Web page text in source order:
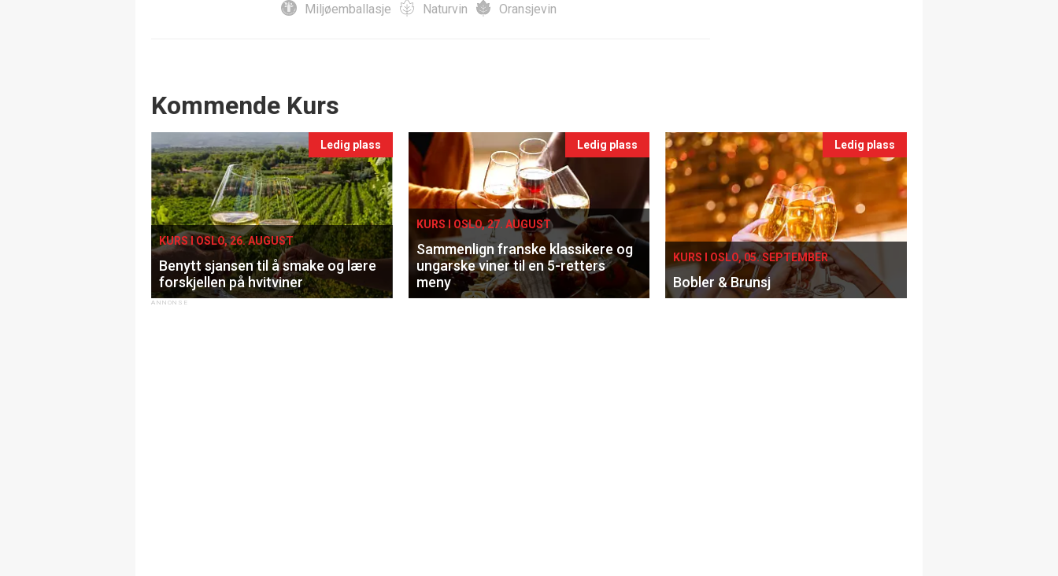
Miljøemballasje Naturvin Oransjevin
Events
Kommende Kurs
Ledig plass
KURS I OSLO, 26. AUGUST
Benytt sjansen til å smake og lære
forskjellen på hvitviner
Ledig plass
KURS I OSLO, 27. AUGUST
Sammenlign franske klassikere og
ungarske viner til en 5-retters
meny
Ledig plass
KURS I OSLO, 05. SEPTEMBER
Bobler & Brunsj